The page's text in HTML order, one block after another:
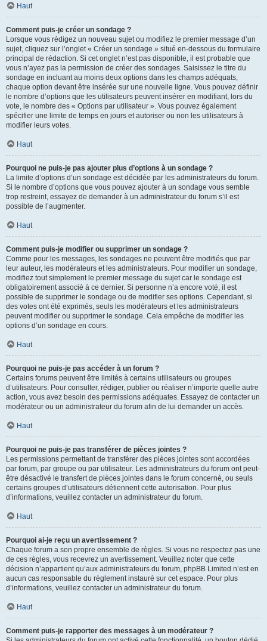
Haut
Comment puis-je créer un sondage ?
Lorsque vous rédigez un nouveau sujet ou modifiez le premier message d’un
sujet, cliquez sur l’onglet « Créer un sondage » situé en-dessous du formulaire
principal de rédaction. Si cet onglet n’est pas disponible, il est probable que
vous n’ayez pas la permission de créer des sondages. Saisissez le titre du
sondage en incluant au moins deux options dans les champs adéquats,
chaque option devant être insérée sur une nouvelle ligne. Vous pouvez définir
le nombre d’options que les utilisateurs peuvent insérer en modifiant, lors du
vote, le nombre des « Options par utilisateur ». Vous pouvez également
spécifier une limite de temps en jours et autoriser ou non les utilisateurs à
modifier leurs votes.
Haut
Pourquoi ne puis-je pas ajouter plus d’options à un sondage ?
La limite d’options d’un sondage est décidée par les administrateurs du forum.
Si le nombre d’options que vous pouvez ajouter à un sondage vous semble
trop restreint, essayez de demander à un administrateur du forum s’il est
possible de l’augmenter.
Haut
Comment puis-je modifier ou supprimer un sondage ?
Comme pour les messages, les sondages ne peuvent être modifiés que par
leur auteur, les modérateurs et les administrateurs. Pour modifier un sondage,
modifiez tout simplement le premier message du sujet car le sondage est
obligatoirement associé à ce dernier. Si personne n’a encore voté, il est
possible de supprimer le sondage ou de modifier ses options. Cependant, si
des votes ont été exprimés, seuls les modérateurs et les administrateurs
peuvent modifier ou supprimer le sondage. Cela empêche de modifier les
options d’un sondage en cours.
Haut
Pourquoi ne puis-je pas accéder à un forum ?
Certains forums peuvent être limités à certains utilisateurs ou groupes
d’utilisateurs. Pour consulter, rédiger, publier ou réaliser n’importe quelle autre
action, vous avez besoin des permissions adéquates. Essayez de contacter un
modérateur ou un administrateur du forum afin de lui demander un accès.
Haut
Pourquoi ne puis-je pas transférer de pièces jointes ?
Les permissions permettant de transférer des pièces jointes sont accordées
par forum, par groupe ou par utilisateur. Les administrateurs du forum ont peut-
être désactivé le transfert de pièces jointes dans le forum concerné, ou seuls
certains groupes d’utilisateurs détiennent cette autorisation. Pour plus
d’informations, veuillez contacter un administrateur du forum.
Haut
Pourquoi ai-je reçu un avertissement ?
Chaque forum a son propre ensemble de règles. Si vous ne respectez pas une
de ces règles, vous recevrez un avertissement. Veuillez noter que cette
décision n’appartient qu’aux administrateurs du forum, phpBB Limited n’est en
aucun cas responsable du règlement instauré sur cet espace. Pour plus
d’informations, veuillez contacter un administrateur du forum.
Haut
Comment puis-je rapporter des messages à un modérateur ?